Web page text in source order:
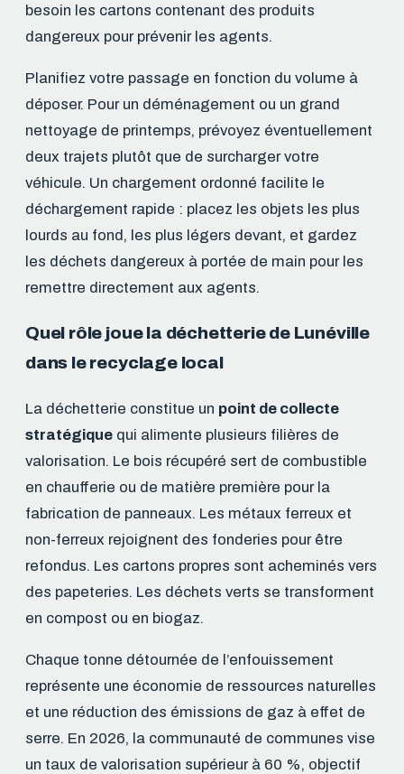
besoin les cartons contenant des produits
dangereux pour prévenir les agents.
Planifiez votre passage en fonction du volume à
déposer. Pour un déménagement ou un grand
nettoyage de printemps, prévoyez éventuellement
deux trajets plutôt que de surcharger votre
véhicule. Un chargement ordonné facilite le
déchargement rapide : placez les objets les plus
lourds au fond, les plus légers devant, et gardez
les déchets dangereux à portée de main pour les
remettre directement aux agents.
Quel rôle joue la déchetterie de Lunéville
dans le recyclage local
La déchetterie constitue un point de collecte
stratégique qui alimente plusieurs filières de
valorisation. Le bois récupéré sert de combustible
en chaufferie ou de matière première pour la
fabrication de panneaux. Les métaux ferreux et
non-ferreux rejoignent des fonderies pour être
refondus. Les cartons propres sont acheminés vers
des papeteries. Les déchets verts se transforment
en compost ou en biogaz.
Chaque tonne détournée de l’enfouissement
représente une économie de ressources naturelles
et une réduction des émissions de gaz à effet de
serre. En 2026, la communauté de communes vise
un taux de valorisation supérieur à 60 %, objectif